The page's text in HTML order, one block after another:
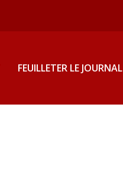
FEUILLETER LE JOURNAL